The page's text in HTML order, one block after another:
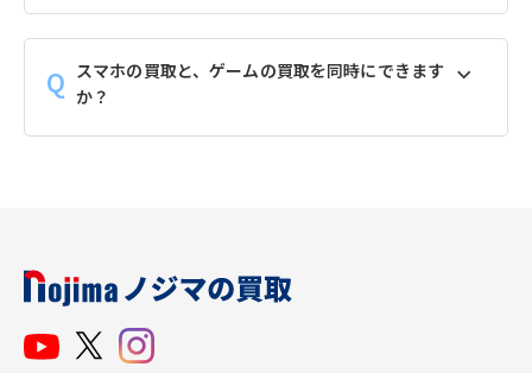
スマホの買取と、ゲームの買取を同時にできます
か？